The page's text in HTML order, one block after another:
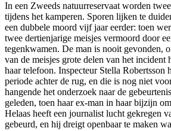
In een Zweeds natuurreservaat worden
tijdens het kamperen. Sporen lijken te
een dubbele moord vijf jaar eerder: toen
twee dertienjarige meisjes vermoord door
tegenkwamen. De man is nooit gevonden,
van de meisjes grote delen van het incident
haar telefoon. Inspecteur Stella Robertsson
periode achter de rug, en die is nog niet
hangende het onderzoek naar de
geleden, toen haar ex-man in haar bijzijn
Helaas heeft een journalist lucht gekregen
gebeurd, en hij dreigt openbaar te maken